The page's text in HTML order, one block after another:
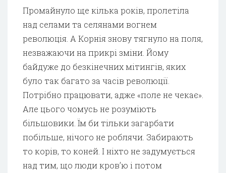
Промайнуло ще кілька років, пролетіла
над селами та селянами вогнем
революція. А Корнія знову тягнуло на поля,
незважаючи на прикрі зміни. Йому
байдуже до безкінечних мітингів, яких
було так багато за часів революції.
Потрібно працювати, адже «поле не чекає».
Але цього чомусь не розуміють
більшовики. Їм би тільки загарбати
побільше, нічого не роблячи. Забирають
то корів, то коней. І ніхто не задумується
над тим, що люди кров’ю і потом